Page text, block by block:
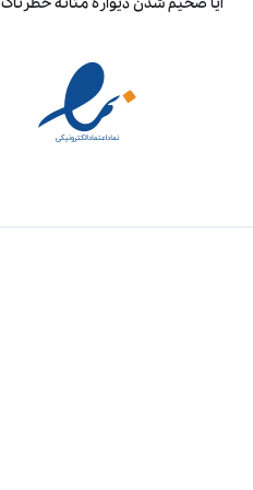
آیا ضخیم شدن دیواره مثانه خطرناک